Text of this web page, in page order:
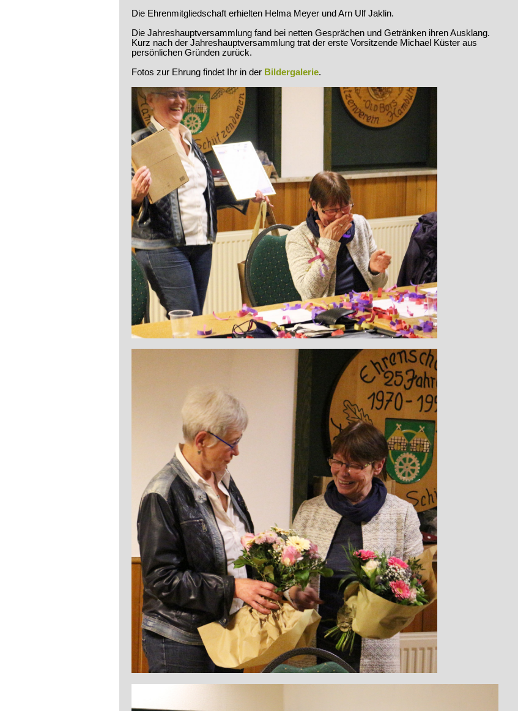
Die Ehrenmitgliedschaft erhielten Helma Meyer und Arn Ulf Jaklin.
Die Jahreshauptversammlung fand bei netten Gesprächen und Getränken ihren Ausklang.
Kurz nach der Jahreshauptversammlung trat der erste Vorsitzende Michael Küster aus
persönlichen Gründen zurück.
Fotos zur Ehrung findet Ihr in der Bildergalerie.